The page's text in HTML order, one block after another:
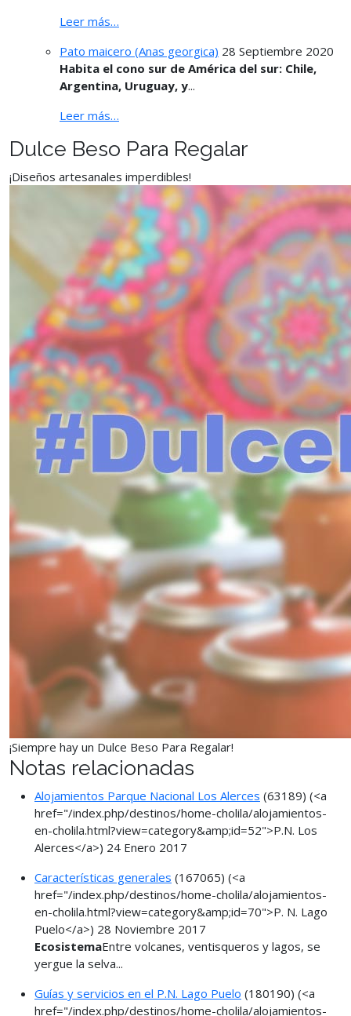
Leer más…
Pato maicero (Anas georgica) 28 Septiembre 2020
Habita el cono sur de América del sur: Chile,
Argentina, Uruguay, y...
Leer más…
Dulce Beso Para Regalar
¡Diseños artesanales imperdibles!
¡Siempre hay un Dulce Beso Para Regalar!
Notas relacionadas
Alojamientos Parque Nacional Los Alerces (63189) (<a
href="/index.php/destinos/home-cholila/alojamientos-
en-cholila.html?view=category&amp;id=52">P.N. Los
Alerces</a>) 24 Enero 2017
Características generales (167065) (<a
href="/index.php/destinos/home-cholila/alojamientos-
en-cholila.html?view=category&amp;id=70">P. N. Lago
Puelo</a>) 28 Noviembre 2017
EcosistemaEntre volcanes, ventisqueros y lagos, se
yergue la selva...
Guías y servicios en el P.N. Lago Puelo (180190) (<a
href="/index.php/destinos/home-cholila/alojamientos-